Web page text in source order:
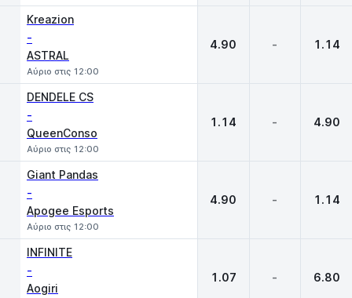
Kreazion
-
ASTRAL
Αύριο στις 12:00
4.90 - 1.14
DENDELE CS
-
QueenConso
Αύριο στις 12:00
1.14 - 4.90
Giant Pandas
-
Apogee Esports
Αύριο στις 12:00
4.90 - 1.14
INFINITE
-
Aogiri
1.07 - 6.80